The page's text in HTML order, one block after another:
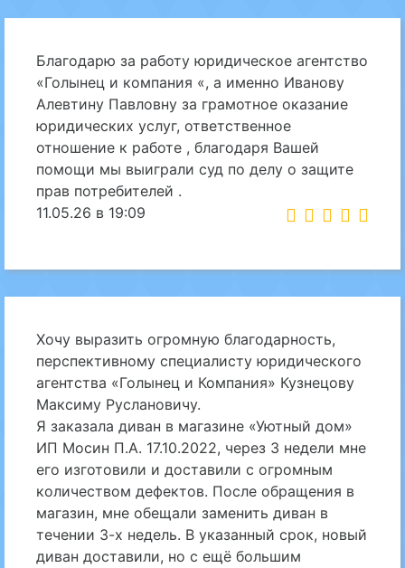
Благодарю за работу юридическое агентство
«Голынец и компания «, а именно Иванову
Алевтину Павловну за грамотное оказание
юридических услуг, ответственное
отношение к работе , благодаря Вашей
помощи мы выиграли суд по делу о защите
прав потребителей .
11.05.26 в 19:09
Хочу выразить огромную благодарность,
перспективному специалисту юридического
агентства «Голынец и Компания» Кузнецову
Максиму Руслановичу.
Я заказала диван в магазине «Уютный дом»
ИП Мосин П.А. 17.10.2022, через 3 недели мне
его изготовили и доставили с огромным
количеством дефектов. После обращения в
магазин, мне обещали заменить диван в
течении 3-х недель. В указанный срок, новый
диван доставили, но с ещё большим